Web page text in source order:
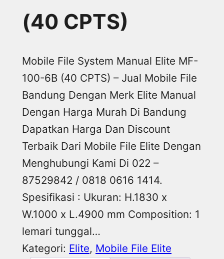
(40 CPTS)
Mobile File System Manual Elite MF-
100-6B (40 CPTS) – Jual Mobile File
Bandung Dengan Merk Elite Manual
Dengan Harga Murah Di Bandung
Dapatkan Harga Dan Discount
Terbaik Dari Mobile File Elite Dengan
Menghubungi Kami Di 022 –
87529842 / 0818 0616 1414.
Spesifikasi : Ukuran: H.1830 x
W.1000 x L.4900 mm Composition: 1
lemari tunggal…
Kategori: Elite, Mobile File Elite